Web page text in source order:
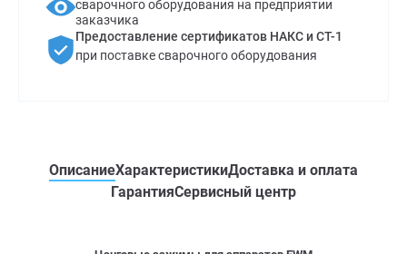
сварочного оборудования на предприятии
заказчика
Предоставление сертификатов НАКС и СТ-1
при поставке сварочного оборудования
ОписаниеХарактеристикиДоставка и оплата
ГарантияСервисный центр